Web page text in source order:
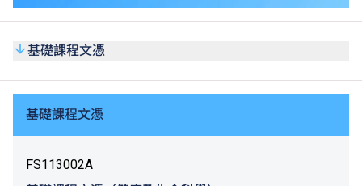
基礎課程文憑
基礎課程文憑
FS113002A